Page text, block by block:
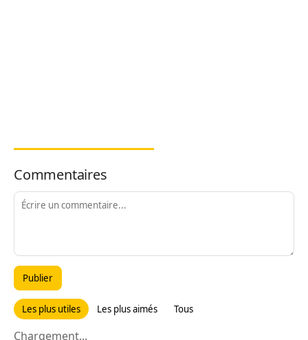
Commentaires
Publier
Les plus utiles Les plus aimés Tous
Chargement...